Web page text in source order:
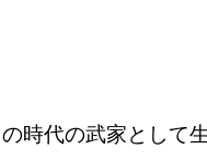
時代の武家として